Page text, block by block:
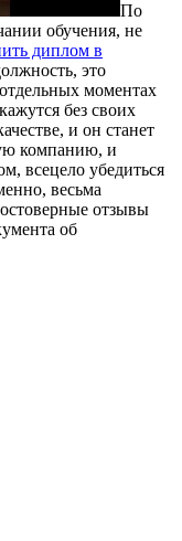
Пo
обучения, не
диплом в
это
моментах
без своих
и он станет
компанию, и
всецело убедиться
весьма
отзывы
об